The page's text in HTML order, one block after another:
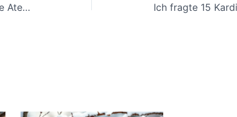
Ein Rettungssanitäter verrät, welche Atemtechnik sofort Ruhe in Extremsituationen bringt